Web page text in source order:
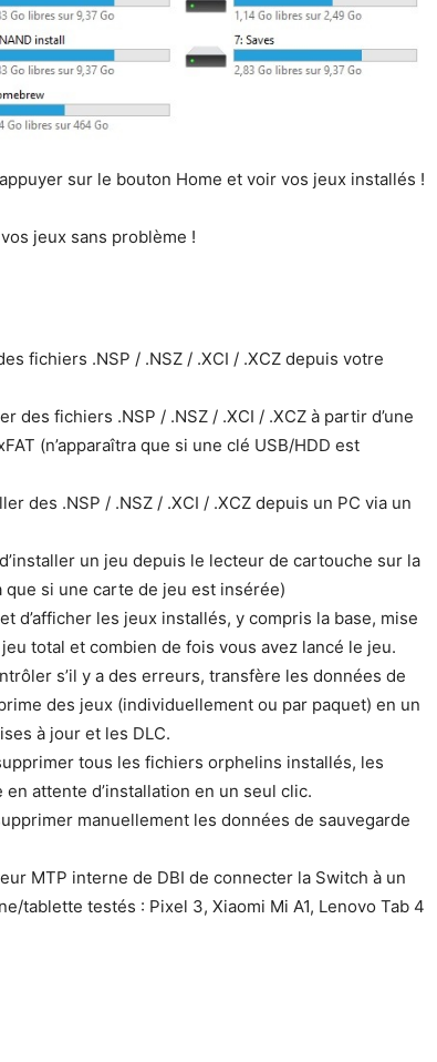
sur le bouton Home et voir vos jeux installés !
jeux sans problème !
fichiers .NSP / .NSZ / .XCI / .XCZ depuis votre
des fichiers .NSP / .NSZ / .XCI / .XCZ à partir d’une
(n’apparaîtra que si une clé USB/HDD est
des .NSP / .NSZ / .XCI / .XCZ depuis un PC via un
un jeu depuis le lecteur de cartouche sur la
que si une carte de jeu est insérée)
d’afficher les jeux installés, y compris la base, mise
total et combien de fois vous avez lancé le jeu.
s’il y a des erreurs, transfère les données de
des jeux (individuellement ou par paquet) en un
à jour et les DLC.
tous les fichiers orphelins installés, les
attente d’installation en un seul clic.
manuellement les données de sauvegarde
MTP interne de DBI de connecter la Switch à un
tablette testés : Pixel 3, Xiaomi Mi A1, Lenovo Tab 4